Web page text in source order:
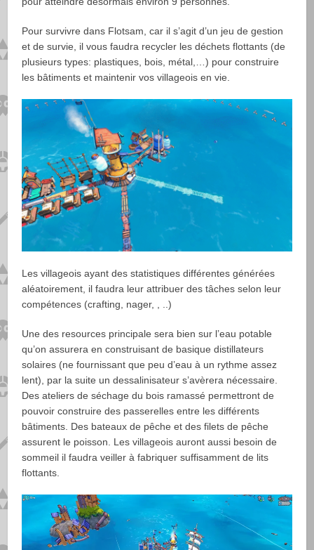
Pour survivre dans Flotsam, car il s’agit d’un jeu de gestion
et de survie, il vous faudra recycler les déchets flottants (de
plusieurs types: plastiques, bois, métal,…) pour construire
les bâtiments et maintenir vos villageois en vie.
Les villageois ayant des statistiques différentes générées
aléatoirement, il faudra leur attribuer des tâches selon leur
compétences (crafting, nager, , ..)
Une des resources principale sera bien sur l’eau potable
qu’on assurera en construisant de basique distillateurs
solaires (ne fournissant que peu d’eau à un rythme assez
lent), par la suite un dessalinisateur s’avèrera nécessaire.
Des ateliers de séchage du bois ramassé permettront de
pouvoir construire des passerelles entre les différents
bâtiments. Des bateaux de pêche et des filets de pêche
assurent le poisson. Les villageois auront aussi besoin de
sommeil il faudra veiller à fabriquer suffisamment de lits
flottants.